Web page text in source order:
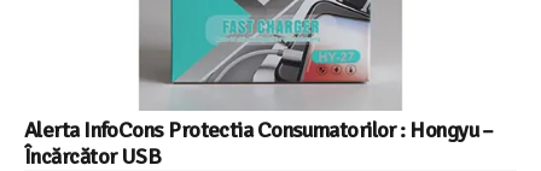
Alerta InfoCons Protectia Consumatorilor : Hongyu –
Încărcător USB